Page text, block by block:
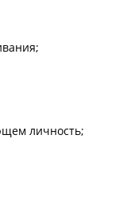
личность;